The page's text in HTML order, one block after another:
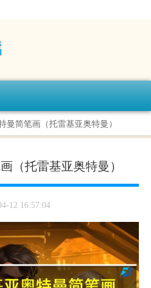
曼简笔画（托雷基亚奥特曼）
（托雷基亚奥特曼）
12 16:57:04